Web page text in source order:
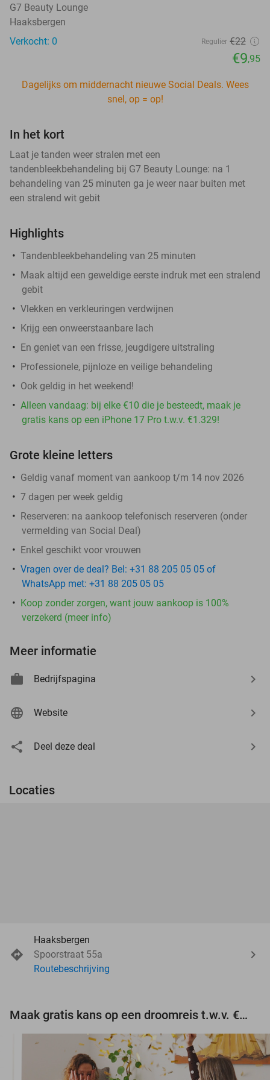
G7 Beauty Lounge
Haaksbergen
Verkocht: 0
Regulier €22
€9,95
Dagelijks om middernacht nieuwe Social Deals. Wees
snel, op = op!
In het kort
Laat je tanden weer stralen met een
tandenbleekbehandeling bij G7 Beauty Lounge: na 1
behandeling van 25 minuten ga je weer naar buiten met
een stralend wit gebit
Highlights
Tandenbleekbehandeling van 25 minuten
Maak altijd een geweldige eerste indruk met een stralend
gebit
Vlekken en verkleuringen verdwijnen
Krijg een onweerstaanbare lach
En geniet van een frisse, jeugdigere uitstraling
Professionele, pijnloze en veilige behandeling
Ook geldig in het weekend!
Alleen vandaag: bij elke €10 die je besteedt, maak je
gratis kans op een iPhone 17 Pro t.w.v. €1.329!
Grote kleine letters
Geldig vanaf moment van aankoop t/m 14 nov 2026
7 dagen per week geldig
Reserveren: na aankoop telefonisch reserveren (onder
vermelding van Social Deal)
Enkel geschikt voor vrouwen
Vragen over de deal? Bel: +31 88 205 05 05 of
WhatsApp met: +31 88 205 05 05
Koop zonder zorgen, want jouw aankoop is 100%
verzekerd (meer info)
Meer informatie
Bedrijfspagina
Website
Deel deze deal
Locaties
Haaksbergen
Spoorstraat 55a
Routebeschrijving
Maak gratis kans op een droomreis t.w.v. €3.000!